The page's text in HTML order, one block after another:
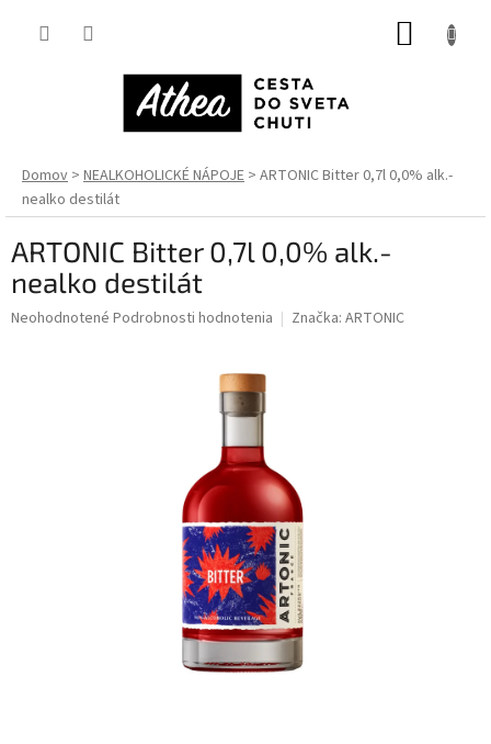
Domov NEALKOHOLICKÉ NÁPOJE
ARTONIC Bitter 0,7l 0,0% alk.-
nealko destilát
ARTONIC Bitter 0,7l 0,0% alk.-
nealko destilát
Priemerné
Neohodnotené Podrobnosti hodnotenia Značka: ARTONIC